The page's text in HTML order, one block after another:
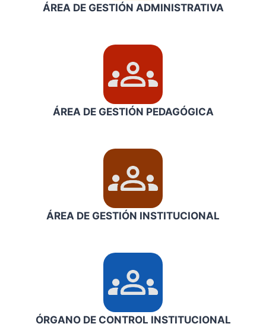
ÁREA DE GESTIÓN ADMINISTRATIVA
ÁREA DE GESTIÓN PEDAGÓGICA
ÁREA DE GESTIÓN INSTITUCIONAL
ÓRGANO DE CONTROL INSTITUCIONAL